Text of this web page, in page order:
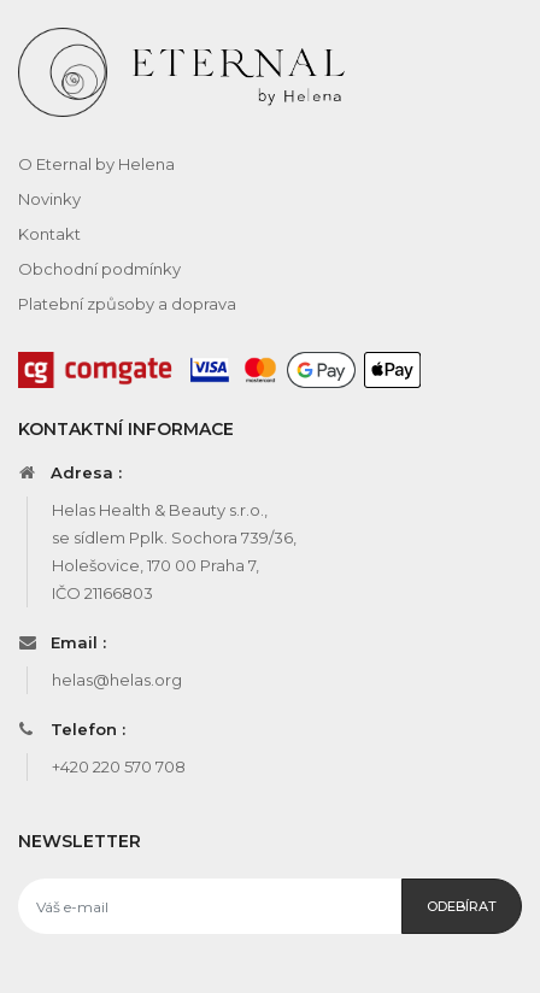
O Eternal by Helena
Novinky
Kontakt
Obchodní podmínky
Platební způsoby a doprava
KONTAKTNÍ INFORMACE
Adresa :
Helas Health & Beauty s.r.o.,
se sídlem Pplk. Sochora 739/36,
Holešovice, 170 00 Praha 7,
IČO 21166803
Email :
helas@helas.org
Telefon :
+420 220 570 708
NEWSLETTER
ODEBÍRAT